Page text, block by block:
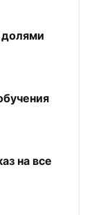
долями
на все